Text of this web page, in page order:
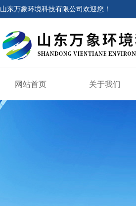
山东万象环境科技有限公司欢迎您！
网站首页 关于我们